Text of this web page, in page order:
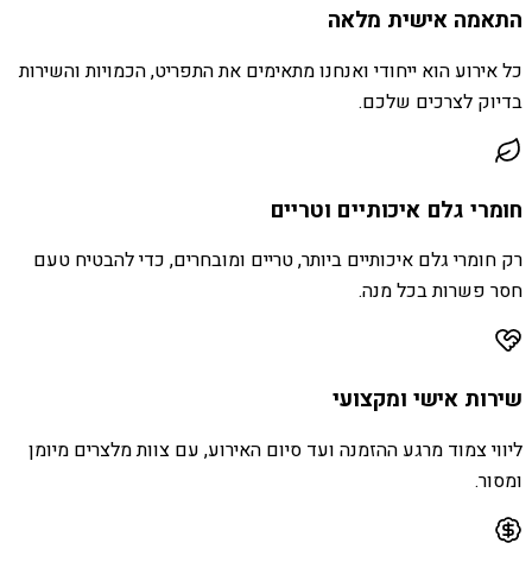
התאמה אישית מלאה
כל אירוע הוא ייחודי ואנחנו מתאימים את התפריט, הכמויות והשירות
בדיוק לצרכים שלכם.
חומרי גלם איכותיים וטריים
רק חומרי גלם איכותיים ביותר, טריים ומובחרים, כדי להבטיח טעם
חסר פשרות בכל מנה.
שירות אישי ומקצועי
ליווי צמוד מרגע ההזמנה ועד סיום האירוע, עם צוות מלצרים מיומן
ומסור.